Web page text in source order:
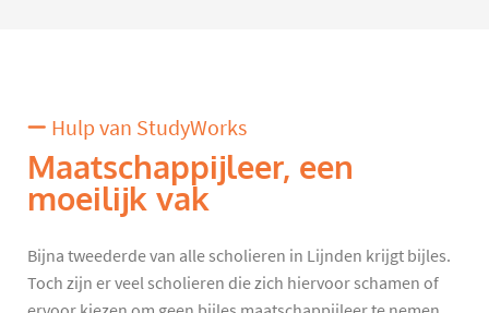
Hulp van StudyWorks
Maatschappijleer, een
moeilijk vak
Bijna tweederde van alle scholieren in Lijnden krijgt bijles.
Toch zijn er veel scholieren die zich hiervoor schamen of